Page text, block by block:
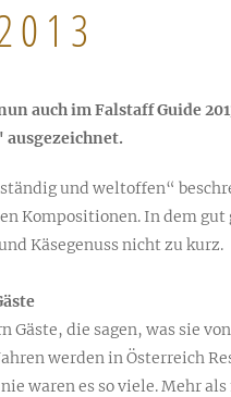
auch im Falstaff Guide
und weltoffen“
Kompositionen. In dem
Käsegenuss nicht zu kurz.
die sagen, was sie
werden in Österreich
waren es so viele. Mehr